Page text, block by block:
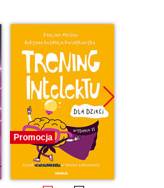
Promocja